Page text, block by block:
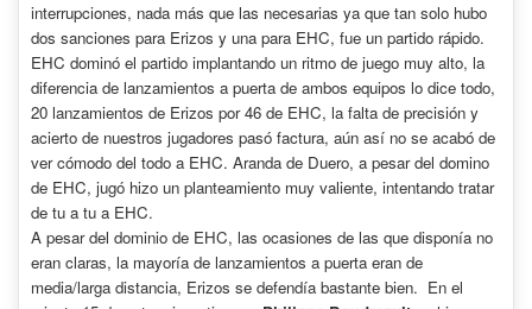
interrupciones, nada más que las necesarias ya que tan solo hubo
dos sanciones para Erizos y una para EHC, fue un partido rápido.
EHC dominó el partido implantando un ritmo de juego muy alto, la
diferencia de lanzamientos a puerta de ambos equipos lo dice todo,
20 lanzamientos de Erizos por 46 de EHC, la falta de precisión y
acierto de nuestros jugadores pasó factura, aún así no se acabó de
ver cómodo del todo a EHC. Aranda de Duero, a pesar del domino
de EHC, jugó hizo un planteamiento muy valiente, intentando tratar
de tu a tu a EHC.
A pesar del dominio de EHC, las ocasiones de las que disponía no
eran claras, la mayoría de lanzamientos a puerta eran de
media/larga distancia, Erizos se defendía bastante bien. En el